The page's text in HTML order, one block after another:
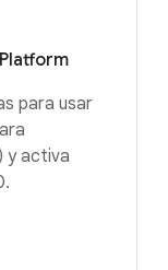
para usar
y activa